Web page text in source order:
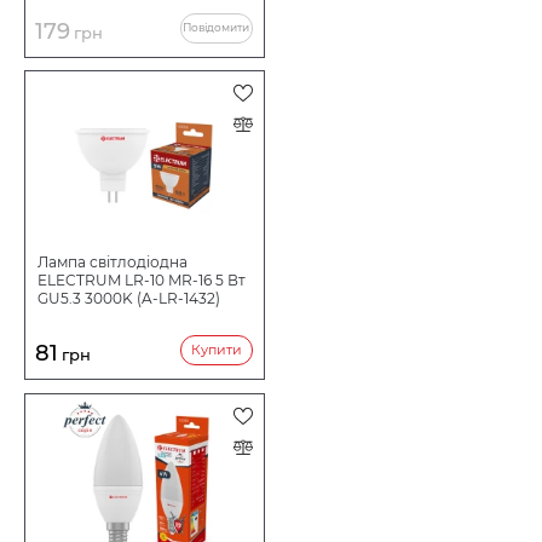
179 грн Повідомити
Лампа світлодіодна
ELECTRUM LR-10 MR-16 5 Вт
GU5.3 3000K (A-LR-1432)
81 грн Купити